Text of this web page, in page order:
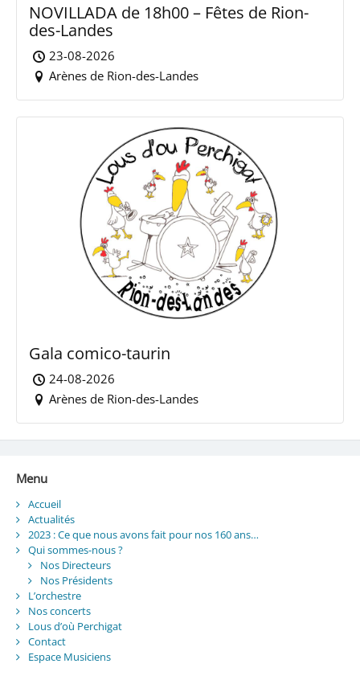
NOVILLADA de 18h00 – Fêtes de Rion-
des-Landes
23-08-2026
Arènes de Rion-des-Landes
Gala comico-taurin
24-08-2026
Arènes de Rion-des-Landes
Menu
Accueil
Actualités
2023 : Ce que nous avons fait pour nos 160 ans…
Qui sommes-nous ?
Nos Directeurs
Nos Présidents
L’orchestre
Nos concerts
Lous d’où Perchigat
Contact
Espace Musiciens